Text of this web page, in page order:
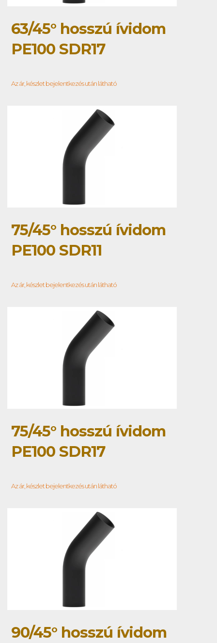
63/45° hosszú ívidom
PE100 SDR17
Az ár, készlet bejelentkezés után látható
75/45° hosszú ívidom
PE100 SDR11
Az ár, készlet bejelentkezés után látható
75/45° hosszú ívidom
PE100 SDR17
Az ár, készlet bejelentkezés után látható
90/45° hosszú ívidom